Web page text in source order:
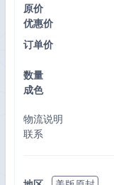
原价
优惠价
订单价
数量
成色
物流说明
联系